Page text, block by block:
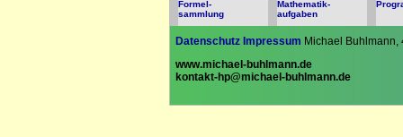
Formel-
sammlung
Mathematik-
aufgaben
Datenschutz Impressum Michael
www.michael-buhlmann.de
kontakt-hp@michael-buhlmann.de